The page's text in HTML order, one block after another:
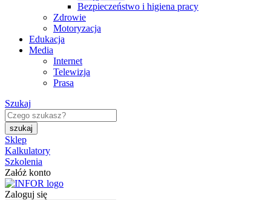
Bezpieczeństwo i higiena pracy
Zdrowie
Motoryzacja
Edukacja
Media
Internet
Telewizja
Prasa
Szukaj
Sklep
Kalkulatory
Szkolenia
Załóż konto
Zaloguj się